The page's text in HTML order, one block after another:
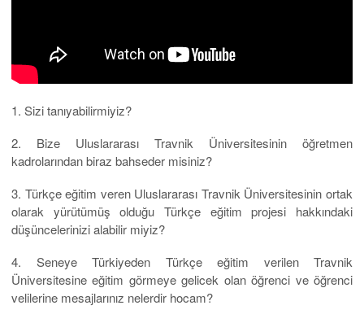
1. Sizi tanıyabilirmiyiz?
2. Bize Uluslararası Travnik Üniversitesinin öğretmen
kadrolarından biraz bahseder misiniz?
3. Türkçe eğitim veren Uluslararası Travnik Üniversitesinin ortak
olarak yürütümüş olduğu Türkçe eğitim projesi hakkındaki
düşüncelerinizi alabilir miyiz?
4. Seneye Türkiyeden Türkçe eğitim verilen Travnik
Üniversitesine eğitim görmeye gelicek olan öğrenci ve öğrenci
velilerine mesajlarınız nelerdir hocam?